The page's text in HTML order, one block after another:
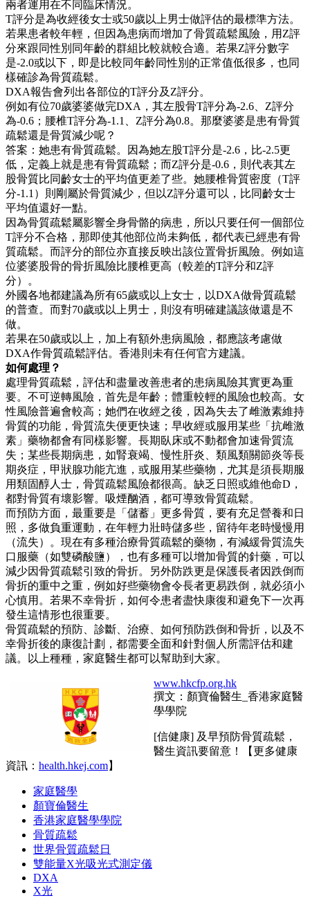
兩者運用在不同臨床情況。
T評分是為收經後女士或50歲以上男士做評估的最標準方法。
若果患者較年輕，但因為患病而增加了骨質疏鬆風險，用Z評
分來跟同性別同年齡的群組比較就較合適。若果Z評分數字
是-2.0或以下，即是比較同年齡同性別的正常值低很多，也同
樣確診為骨質疏鬆。
DXA報告會列出各部位的T評分及Z評分。
例如有位70歲婆婆做完DXA，其左股骨T評分為-2.6、Z評分
為-0.6；腰椎T評分為-1.1、Z評分為0.8。那麼婆婆是患有骨質
疏鬆還是骨質減少呢？
答案：她患有骨質疏鬆。因為她左股T評分是-2.6，比-2.5更
低，定義上就是患有骨質疏鬆；而Z評分是-0.6，則代表其左
股骨質比同齡女士的平均值更差了些。她腰椎骨質密度（T評
分-1.1）則剛屬於骨質減少，但以Z評分還可以，比同齡女士
平均值還好一點。
因為骨質疏鬆屬影響全身骨骼的病患，所以只要任何一個部位
T評分不合格，那即使其他部位尚未夠低，都代表已經患有骨
質疏鬆。而評分的部位亦直接反映出該位置骨折風險。例如這
位婆婆股骨的骨折風險比腰椎更高（較差的T評分和Z評
分）。
外國各地都建議為所有65歲或以上女士，以DXA做骨質疏鬆
的普查。而對70歲或以上男士，則沒有明確建議該做還是不
做。
若果在50歲或以上，加上有額外患病風險，都應該考慮做
DXA作骨質疏鬆評估。香港則未有任何官方建議。
如何處理？
處理骨質疏鬆，評估和盡量改善患者的患病風險其實更為重
要。不可逆轉風險，首先是年齡；體重較輕的風險也較高。女
性風險普遍會較高；她們在收經之後，因為失去了雌激素維持
骨質的功能，骨質流失便更快速；早收經或服用某些「抗雌激
素」藥物都會有同樣影響。長期臥床或不動都會加速骨質流
失；某些長期病患，如腎衰竭、慢性肝炎、類風類關節炎等長
期炎症，甲狀腺功能亢進，或服用某些藥物，尤其是須長期服
用類固醇人士，骨質疏鬆風險都很高。缺乏日照或維他命D，
都對骨質有壞影響。吸煙酗酒，都可導致骨質疏鬆。
而預防方面，最重要是「儲蓄」更多骨質，要有充足營養和日
照，多做負重運動，在年輕力壯時儲多些，留待年老時慢慢用
（流失）。現在有多種治療骨質疏鬆的藥物，有減緩骨質流失
口服藥（如雙磷酸鹽），也有多種可以增加骨質的針藥，可以
減少因骨質疏鬆引致的骨折。另外防跌更是保護長者因跌倒而
骨折的重中之重，例如好些藥物會令長者更易跌倒，就必須小
心慎用。若果不幸骨折，如何令患者盡快康復和避免下一次再
發生這情形也很重要。
骨質疏鬆的預防、診斷、治療、如何預防跌倒和骨折，以及不
幸骨折後的康復計劃，都需要全面和針對個人所需評估和建
議。以上種種，家庭醫生都可以幫助到大家。
www.hkcfp.org.hk
撰文：顏寶倫醫生_香港家庭醫
學學院
[信健康] 及早預防骨質疏鬆，
醫生資訊要留意！【更多健康
資訊： health.hkej.com】
家庭醫學
顏寶倫醫生
香港家庭醫學學院
骨質疏鬆
世界骨質疏鬆日
雙能量X光吸光式測定儀
DXA
X光